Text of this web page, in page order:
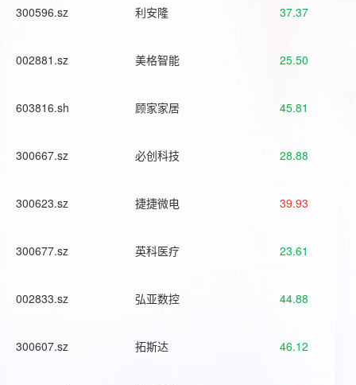
300596.sz 利安隆 37.37
002881.sz 美格智能 25.50
603816.sh 顾家家居 45.81
300667.sz 必创科技 28.88
300623.sz 捷捷微电 39.93
300677.sz 英科医疗 23.61
002833.sz 弘亚数控 44.88
300607.sz 拓斯达 46.12